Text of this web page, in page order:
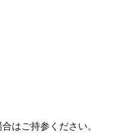
はご持参ください。